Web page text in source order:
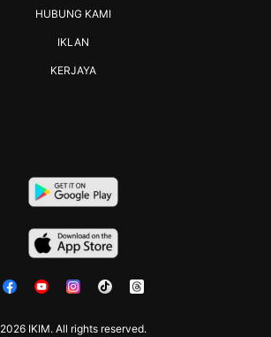
2026 IKIM. All rights reserved.
HUBUNG KAMI
IKLAN
KERJAYA